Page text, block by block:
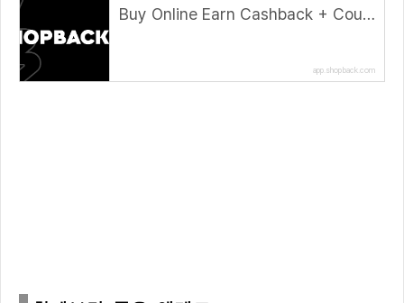
Buy Online Earn Cashback + Coupons & Promotions - ShopBack
app.shopback.com